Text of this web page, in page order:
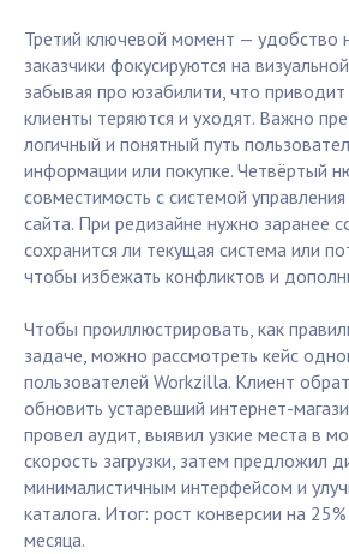
Третий ключевой момент — удобство
заказчики фокусируются на
забывая про юзабилити, что
клиенты теряются и уходят. Важно
логичный и понятный путь
информации или покупке. Четвёртый
совместимость с системой
сайта. При редизайне нужно заранее
сохранится ли текущая система или
чтобы избежать конфликтов и
Чтобы проиллюстрировать, как
задаче, можно рассмотреть кейс
пользователей Workzilla. Клиент
обновить устаревший интернет-
провел аудит, выявил узкие места в
скорость загрузки, затем предложил
минималистичным интерфейсом и
каталога. Итог: рост конверсии на
месяца.